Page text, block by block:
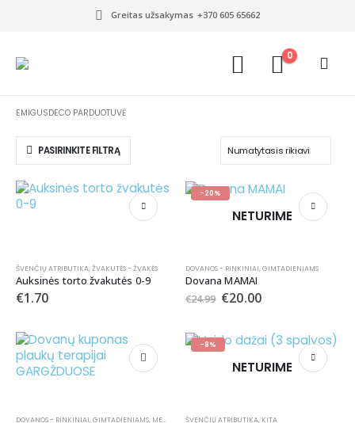
Greitas užsakymas +370 605 65662
0
EMIGUSDECO PARDUOTUVĖ
PASIRINKITE FILTRĄ
ŠVENČIŲ ATRIBUTIKA, ŽVAKUTĖS - ŽVAKĖS
Auksinės torto žvakutės 0-9
€1.70
-20%
NETURIME
DOVANOS - RINKINIAI, GIMTADIENIAMS
Dovana MAMAI
€24.99 €20.00
DOVANOS - RINKINIAI, GIMTADIENIAMS, MERGVAKARIAMS
-8%
NETURIME
ŠVENČIŲ ATRIBUTIKA, KITA